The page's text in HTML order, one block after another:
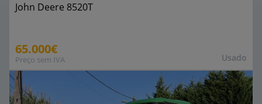
Usado
John Deere 8520T
65.000€
Preço sem IVA